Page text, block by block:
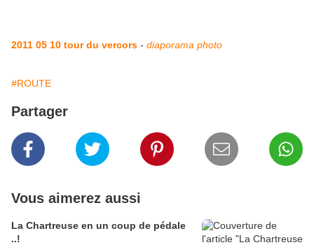
2011 05 10 tour du vercors - diaporama photo
#ROUTE
Partager
Vous aimerez aussi
La Chartreuse en un coup de pédale
..!